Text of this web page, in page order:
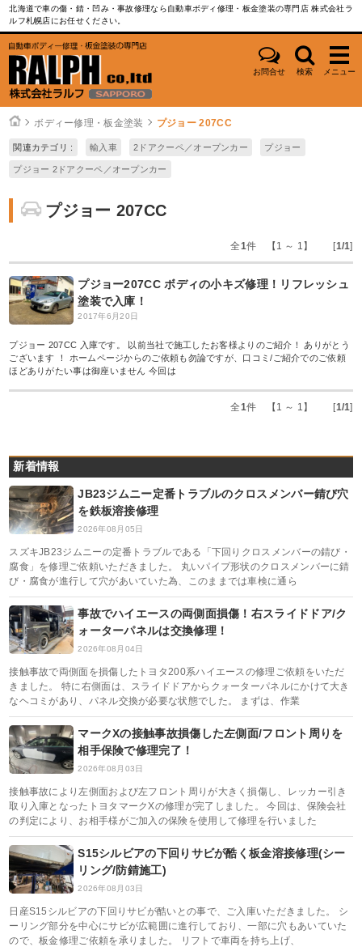
北海道で車の傷・錆・凹み・事故修理なら自動車ボディ修理・板金塗装の専門店 株式会社ラ
ルフ札幌店にお任せください。
お問合せ 検索 メニュー
ボディー修理・板金塗装 プジョー 207CC
関連カテゴリ : 輸入車 2ドアクーペ／オープンカー プジョー
プジョー 2ドアクーペ／オープンカー
プジョー 207CC
全1件 【1 ～ 1】 [1/1]
プジョー207CC ボディの小キズ修理！リフレッシュ
塗装で入庫！
2017年6月20日
プジョー 207CC 入庫です。 以前当社で施工したお客様よりのご紹介！ ありがとう
ございます ！ ホームページからのご依頼も勿論ですが、口コミ/ご紹介でのご依頼
ほどありがたい事は御座いません 今回は
全1件 【1 ～ 1】 [1/1]
新着情報
JB23ジムニー定番トラブルのクロスメンバー錆び穴
を鉄板溶接修理
2026年08月05日
スズキJB23ジムニーの定番トラブルである「下回りクロスメンバーの錆び・
腐食」を修理ご依頼いただきました。 丸いパイプ形状のクロスメンバーに錆
び・腐食が進行して穴があいていた為、このままでは車検に通ら
事故でハイエースの両側面損傷！右スライドドア/ク
ォーターパネルは交換修理！
2026年08月04日
接触事故で両側面を損傷したトヨタ200系ハイエースの修理ご依頼をいただ
きました。 特に右側面は、スライドドアからクォーターパネルにかけて大き
なヘコミがあり、パネル交換が必要な状態でした。 まずは、作業
マークXの接触事故損傷した左側面/フロント周りを
相手保険で修理完了！
2026年08月03日
接触事故により左側面および左フロント周りが大きく損傷し、レッカー引き
取り入庫となったトヨタマークXの修理が完了しました。 今回は、保険会社
の判定により、お相手様がご加入の保険を使用して修理を行いました
S15シルビアの下回りサビが酷く板金溶接修理(シー
リング/防錆施工)
2026年08月03日
日産S15シルビアの下回りサビが酷いとの事で、ご入庫いただきました。 シ
ーリング部分を中心にサビが広範囲に進行しており、一部に穴もあいていた
ので、板金修理ご依頼を承りました。 リフトで車両を持ち上げ、